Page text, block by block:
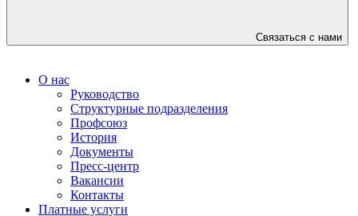
Связаться с нами
О нас
Руководство
Структурные подразделения
Профсоюз
История
Документы
Пресс-центр
Вакансии
Контакты
Платные услуги